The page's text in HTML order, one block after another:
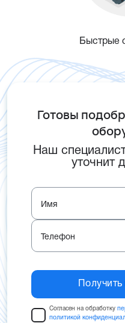
Быстрые
Готовы
Наш
уточнит
Имя
Телефон
Согласен на обработку
политикой